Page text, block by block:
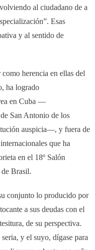
al ciudadano de a
Esas
y al sentido de
herencia en ellas del
ha logrado
en Cuba —
San Antonio de los
auspicia—, y fuera de
que ha
en el 18º Salón
Brasil.
conjunto lo producido por
a sus deudas con el
de su perspectiva.
y el suyo, dígase para